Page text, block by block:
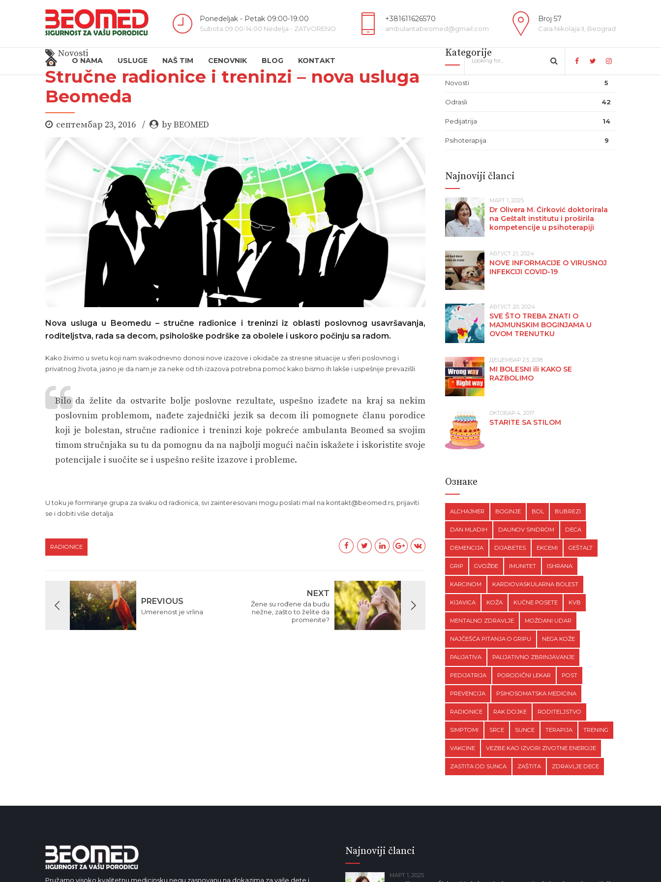
Ponedeljak - Petak 09:00-19:00
Subota 09:00-14:00 Nedelja - ZATVORENO
+381611626570
ambulantabeomed@gmail.com
Broj 57
Cara Nikolaja II, Beograd
O NAMA USLUGE NAŠ TIM CENOVNIK BLOG KONTAKT
Novosti
Stručne radionice i treninzi – nova usluga
Beomeda
септембар 23, 2016 by BEOMED
Nova usluga u Beomedu – stručne radionice i treninzi iz oblasti poslovnog usavršavanja,
roditeljstva, rada sa decom, psihološke podrške za obolele i uskoro počinju sa radom.
Kako živimo u svetu koji nam svakodnevno donosi nove izazove i okidače za stresne situacije u sferi poslovnog i
privatnog života, jasno je da nam je za neke od tih izazova potrebna pomoć kako bismo ih lakše i uspešnije prevazišli.
Bilo da želite da ostvarite bolje poslovne rezultate, uspešno izađete na kraj sa nekim
poslovnim problemom, nađete zajednički jezik sa decom ili pomognete članu porodice
koji je bolestan, stručne radionice i treninzi koje pokreće ambulanta Beomed sa svojim
timom stručnjaka su tu da pomognu da na najbolji mogući način iskažete i iskoristite svoje
potencijale i suočite se i uspešno rešite izazove i probleme.
U toku je formiranje grupa za svaku od radionica, svi zainteresovani mogu poslati mail na kontakt@beomed.rs, prijaviti
se i dobiti više detalja.
RADIONICE
PREVIOUS
Umerenost je vrlina
NEXT
Žene su rođene da budu
nežne, zašto to želite da
promenite?
Kategorije
Novosti 5
Odrasli 42
Pedijatrija 14
Psihoterapija 9
Najnoviji članci
МАРТ 1, 2025
Dr Olivera M. Ćirković doktorirala
na Geštalt institutu i proširila
kompetencije u psihoterapiji
АВГУСТ 21, 2024
NOVE INFORMACIJE O VIRUSNOJ
INFEKCIJI COVID-19
АВГУСТ 20, 2024
SVE ŠTO TREBA ZNATI O
MAJMUNSKIM BOGINJAMA U
OVOM TRENUTKU
ДЕЦЕМБАР 23, 2018
MI BOLESNI ili KAKO SE
RAZBOLIMO
ОКТОБАР 4, 2017
STARITE SA STILOM
Ознаке
ALCHAJMER BOGINJE BOL BUBREZI
DAN MLADIH DAUNOV SINDROM DECA
DEMENCIJA DIJABETES EKCEMI GEŠTALT
GRIP GVOŽĐE IMUNITET ISHRANA
KARCINOM KARDIOVASKULARNA BOLEST
KIJAVICA KOŽA KUĆNE POSETE KVB
MENTALNO ZDRAVLJE MOŽDANI UDAR
NAJČEŠĆA PITANJA O GRIPU NEGA KOŽE
PALIJATIVA PALIJATIVNO ZBRINJAVANJE
PEDIJATRIJA PORODIČNI LEKAR POST
PREVENCIJA PSIHOSOMATSKA MEDICINA
RADIONICE RAK DOJKE RODITELJSTVO
SIMPTOMI SRCE SUNCE TERAPIJA TRENING
VAKCINE VEZBE KAO IZVORI ZIVOTNE ENERGIJE
ZASTITA OD SUNCA ZAŠTITA ZDRAVLJE DECE
Pružamo visoko kvalitetnu medicinsku negu zasnovanu na dokazima za vaše dete i
Najnoviji članci
МАРТ 1, 2025